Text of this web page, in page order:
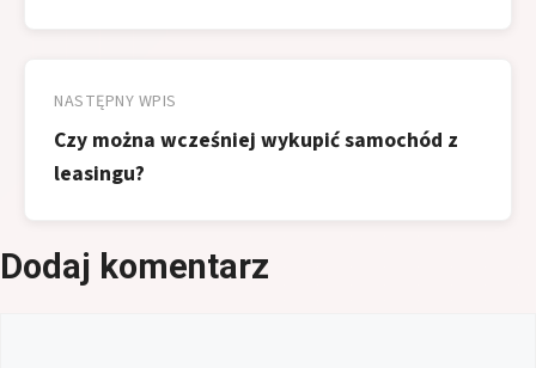
NASTĘPNY WPIS
Czy można wcześniej wykupić samochód z
leasingu?
Dodaj komentarz